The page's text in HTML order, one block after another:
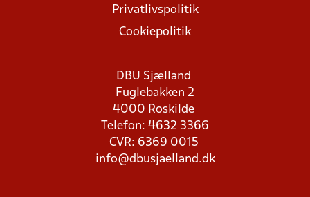
Privatlivspolitik
Cookiepolitik
DBU Sjælland
Fuglebakken 2
4000 Roskilde
Telefon: 4632 3366
CVR: 6369 0015
info@dbusjaelland.dk